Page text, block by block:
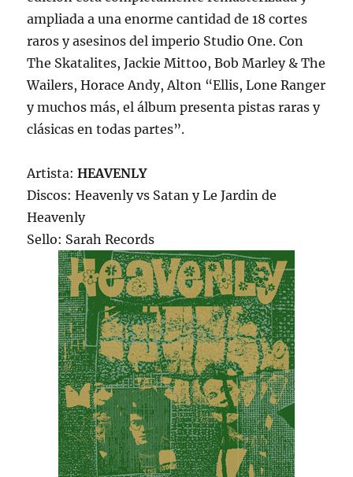
ampliada a una enorme cantidad de 18 cortes
raros y asesinos del imperio Studio One. Con
The Skatalites, Jackie Mittoo, Bob Marley & The
Wailers, Horace Andy, Alton “Ellis, Lone Ranger
y muchos más, el álbum presenta pistas raras y
clásicas en todas partes”.
Artista:HEAVENLY
Discos: Heavenly vs Satan y Le Jardin de
Heavenly
Sello: Sarah Records